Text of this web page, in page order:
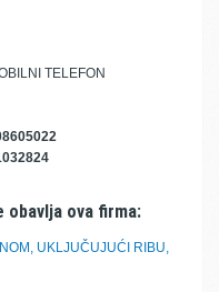
TELEFON
ova firma:
UKLJUČUJUĆI RIBU,